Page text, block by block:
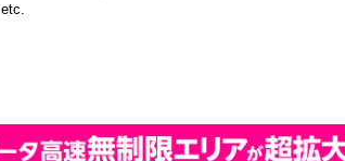
etc.